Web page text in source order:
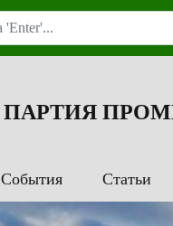
ПАРТИЯ
События Статьи